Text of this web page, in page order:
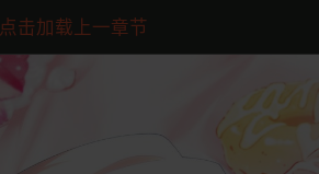
点击加载上一章节